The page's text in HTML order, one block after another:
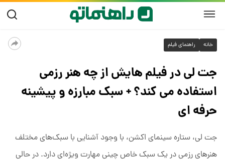
خانه راهنمای فیلم
جت لی در فیلم هایش از چه هنر رزمی
استفاده می کند؟ + سبک مبارزه و پیشینه
حرفه ای
جت لی، ستاره سینمای اکشن، با وجود آشنایی با سبک‌های مختلف
هنرهای رزمی در یک سبک خاص چینی مهارت ویژه‌ای دارد. در حالی